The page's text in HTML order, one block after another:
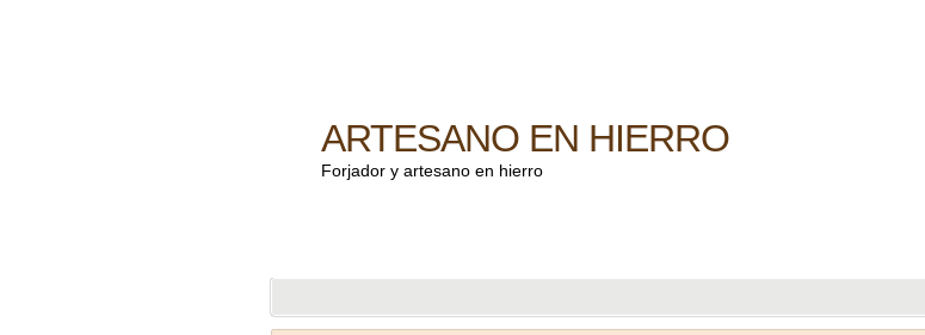
ARTESANO EN HIERRO
Forjador y artesano en hierro